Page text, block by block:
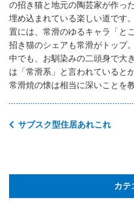
の招き猫と地元の陶芸家が作っ
埋め込まれている楽しい道です
置には、常滑のゆるキャラ「と
招き猫のシェアも常滑がトップ
中でも、お馴染みの二頭身で大
は「常滑系」と言われていると
常滑焼の懐は相当に深いことを
サブスク型住居あれこれ
カテ